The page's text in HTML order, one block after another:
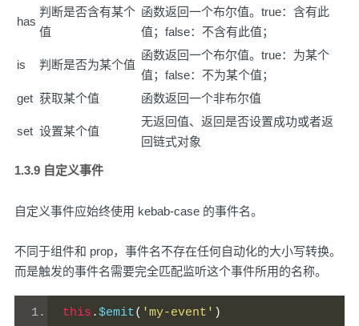
has
判断是否含有某个
值
函数返回一个布尔值。true：含有此
值；false：不含有此值；
is 判断是否为某个值
函数返回一个布尔值。true：为某个
值；false：不为某个值；
get 获取某个值 函数返回一个非布尔值
set 设置某个值
无返回值、返回是否设置成功或者返
回链式对象
1.3.9 自定义事件
自定义事件应始终使用 kebab-case 的事件名。
不同于组件和 prop，事件名不存在任何自动化的大小写转换。
而是触发的事件名需要完全匹配监听这个事件所用的名称。
this .$emit( 'my-event' )